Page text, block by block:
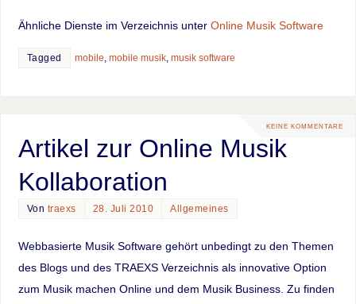
Ähnliche Dienste im Verzeichnis unter Online Musik Software
Tagged mobile, mobile musik, musik software
KEINE KOMMENTARE
Artikel zur Online Musik
Kollaboration
Von traexs 28. Juli 2010 Allgemeines
Webbasierte Musik Software gehört unbedingt zu den Themen
des Blogs und des TRAEXS Verzeichnis als innovative Option
zum Musik machen Online und dem Musik Business. Zu finden